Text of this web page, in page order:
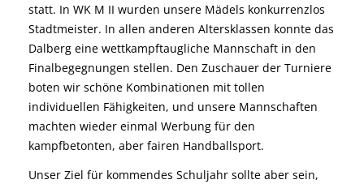
statt. In WK M II wurden unsere Mädels konkurrenzlos
Stadtmeister. In allen anderen Altersklassen konnte das
Dalberg eine wettkampftaugliche Mannschaft in den
Finalbegegnungen stellen. Den Zuschauer der Turniere
boten wir schöne Kombinationen mit tollen
individuellen Fähigkeiten, und unsere Mannschaften
machten wieder einmal Werbung für den
kampfbetonten, aber fairen Handballsport.
Unser Ziel für kommendes Schuljahr sollte aber sein,